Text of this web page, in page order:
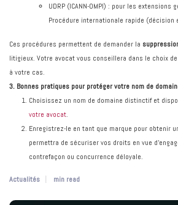
UDRP (ICANN-OMPI) : pour les extensions
Procédure internationale rapide (décision
Ces procédures permettent de demander la
litigieux. Votre avocat vous conseillera dans le choix
à votre cas.
3. Bonnes pratiques pour protéger votre nom de
Choisissez un nom de domaine distinctif et
votre avocat.
Enregistrez-le en tant que marque pour obtenir
permettra de sécuriser vos droits en vue
contrefaçon ou concurrence déloyale.
Actualités min read